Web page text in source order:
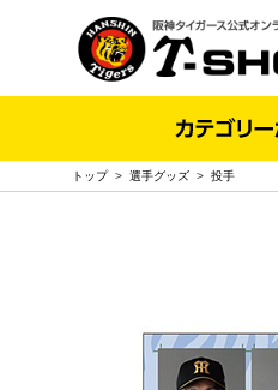
トップ> 選手グッズ > 投手